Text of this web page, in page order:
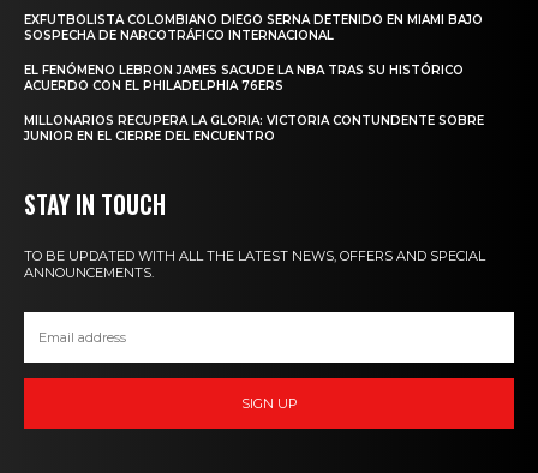
EXFUTBOLISTA COLOMBIANO DIEGO SERNA DETENIDO EN MIAMI BAJO
SOSPECHA DE NARCOTRÁFICO INTERNACIONAL
EL FENÓMENO LEBRON JAMES SACUDE LA NBA TRAS SU HISTÓRICO
ACUERDO CON EL PHILADELPHIA 76ERS
MILLONARIOS RECUPERA LA GLORIA: VICTORIA CONTUNDENTE SOBRE
JUNIOR EN EL CIERRE DEL ENCUENTRO
STAY IN TOUCH
TO BE UPDATED WITH ALL THE LATEST NEWS, OFFERS AND SPECIAL
ANNOUNCEMENTS.
SIGN UP